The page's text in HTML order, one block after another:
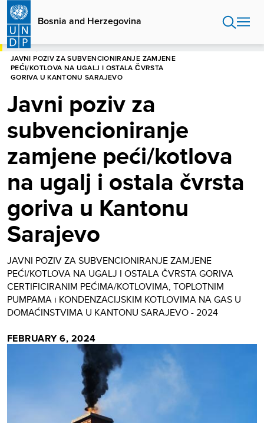
Skip
main
content
Bosnia and Herzegovina
HOME
JAVNI POZIV ZA SUBVENCIONIRANJE ZAMJENE
PEĆI/KOTLOVA NA UGALJ I OSTALA ČVRSTA
GORIVA U KANTONU SARAJEVO
Javni poziv za
subvencioniranje
zamjene peći/kotlova
na ugalj i ostala čvrsta
goriva u Kantonu
Sarajevo
JAVNI POZIV ZA SUBVENCIONIRANJE ZAMJENE
PEĆI/KOTLOVA NA UGALJ I OSTALA ČVRSTA GORIVA
CERTIFICIRANIM PEĆIMA/KOTLOVIMA, TOPLOTNIM
PUMPAMA i KONDENZACIJSKIM KOTLOVIMA NA GAS U
DOMAĆINSTVIMA U KANTONU SARAJEVO - 2024
FEBRUARY 6, 2024